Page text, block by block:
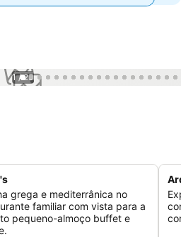
1 / 23
grega e mediterrânica no
familiar com vista para a
pequeno-almoço buffet e